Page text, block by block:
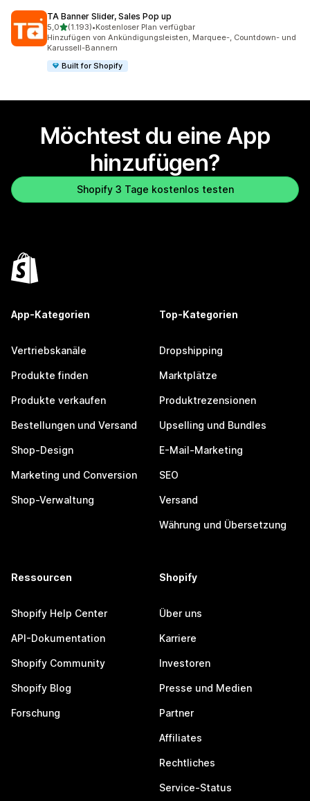
TA Banner Slider, Sales Pop up
5,0von 5 Sternen
(1.193)
1193 Rezensionen insgesamt
•Kostenloser Plan verfügbar
Hinzufügen von Ankündigungsleisten, Marquee-, Countdown- und
Karussell-Bannern
Built for Shopify
Möchtest du eine App
hinzufügen?
Shopify 3 Tage kostenlos testen
App-Kategorien
Vertriebskanäle
Produkte finden
Produkte verkaufen
Bestellungen und Versand
Shop-Design
Marketing und Conversion
Shop-Verwaltung
Top-Kategorien
Dropshipping
Marktplätze
Produktrezensionen
Upselling und Bundles
E-Mail-Marketing
SEO
Versand
Währung und Übersetzung
Ressourcen
Shopify Help Center
API-Dokumentation
Shopify Community
Shopify Blog
Forschung
Shopify
Über uns
Karriere
Investoren
Presse und Medien
Partner
Affiliates
Rechtliches
Service-Status